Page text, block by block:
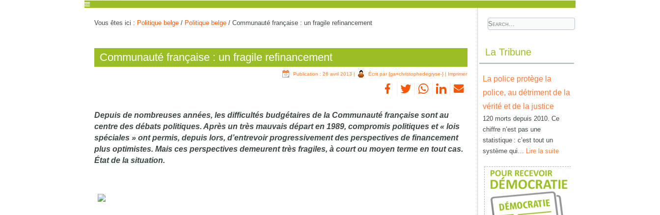
Vous êtes ici : Politique belge / Politique belge / Communauté française : un fragile refinancement
Communauté française : un fragile refinancement
Publication : 26 avril 2013 | Écrit par {ga=christophedegryse-} | Imprimer
Depuis de nombreuses années, les difficultés budgétaires de la Communauté française sont au
centre des débats politiques. Après un très mauvais départ en 1989, compromis politiques et « lois
spéciales » ont permis, depuis lors, d’entrevoir progressivement des perspectives de financement
plus optimistes. Mais ces perspectives demeurent très fragiles, à court ou moyen terme en tout cas.
État de la situation.
La Tribune
La police protège la
police, au détriment de la
vérité et de la justice
120 morts depuis 2010. Ce
chiffre n’est pas une
statistique : c’est tout un
système qui… Lire la suite